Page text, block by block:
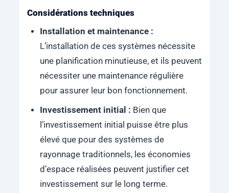
Considérations techniques
Installation et maintenance :
L’installation de ces systèmes nécessite
une planification minutieuse, et ils peuvent
nécessiter une maintenance régulière
pour assurer leur bon fonctionnement.
Investissement initial : Bien que
l’investissement initial puisse être plus
élevé que pour des systèmes de
rayonnage traditionnels, les économies
d’espace réalisées peuvent justifier cet
investissement sur le long terme.